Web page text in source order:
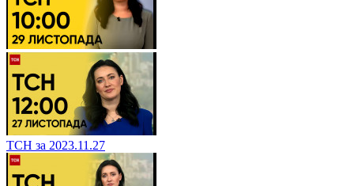
ТСН за 2023.11.29